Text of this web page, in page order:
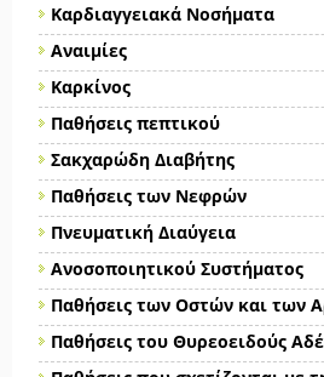
Καρδιαγγειακά Νοσήματα
Αναιμίες
Καρκίνος
Παθήσεις πεπτικού
Σακχαρώδη Διαβήτης
Παθήσεις των Νεφρών
Πνευματική Διαύγεια
Ανοσοποιητικού Συστήματος
Παθήσεις των Οστών και των
Παθήσεις του Θυρεοειδούς